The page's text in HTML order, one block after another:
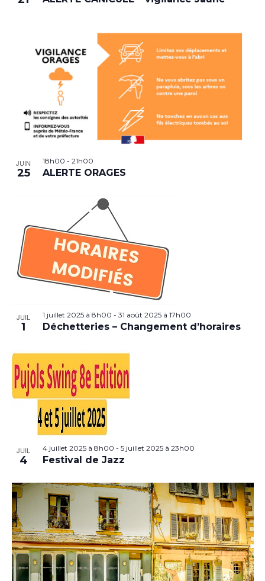
JUIN
25
18h00 - 21h00
ALERTE ORAGES
JUIL
1
1 juillet 2025 à 8h00 - 31 août 2025 à 17h00
Déchetteries – Changement d’horaires
JUIL
4
4 juillet 2025 à 8h00 - 5 juillet 2025 à 23h00
Festival de Jazz